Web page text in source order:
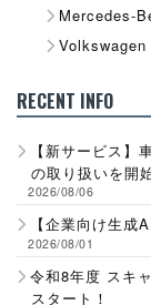
Mercedes-
Volkswagen
RECENT INFO
【新サービス】
の取り扱いを開
2026/08/06
【企業向け生
2026/08/01
令和8年度 スキ
スタート！